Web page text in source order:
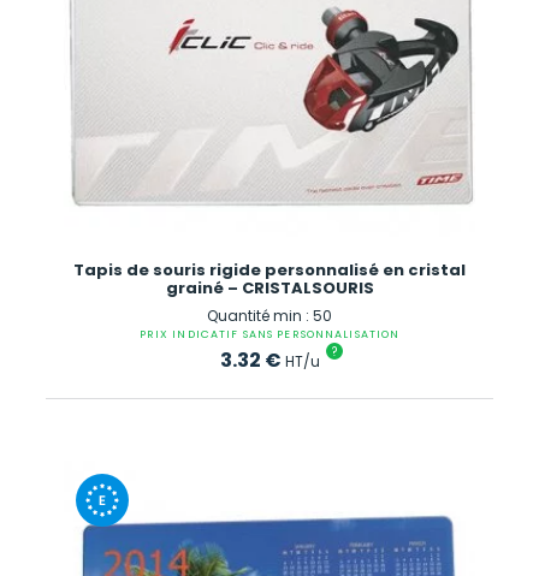
Tapis de souris rigide personnalisé en cristal
grainé – CRISTALSOURIS
Quantité min : 50
PRIX INDICATIF SANS PERSONNALISATION
3.32 € HT/u ?